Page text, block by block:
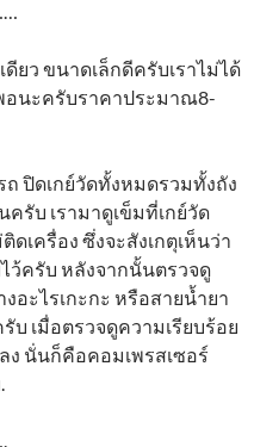
ยว ขนาดเล็กดีครับเราไม่ได้
อนะครับราคาประมาณ8-
ถ ปิดเกย์วัดทั้งหมดรวมทั้งถัง
รับ เรามาดูเข็มที่เกย์วัด
เครื่อง ซึ่งจะสังเกตุเห็นว่า
ว้ครับ หลังจากนั้นตรวจดู
อะไรเกะกะ หรือสายน้ำยา
เมื่อตรวจดูความเรียบร้อย
ง นั่นก็คือคอมเพรสเซอร์